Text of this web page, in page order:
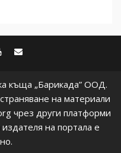
къща „Барикада” ООД.
на материали
чрез други платформи
на портала е